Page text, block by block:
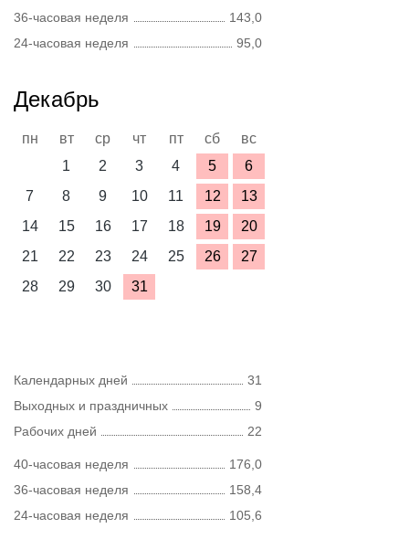
36-часовая неделя
143,0
24-часовая неделя
95,0
Декабрь
пн вт ср чт пт сб
вс
1
2 3 4 5
6
7
8 9 10 11 12
13
14
15 16 17 18 19
20
21
22 23 24 25 26
27
28
29 30 31
Календарных дней
31
Выходных и праздничных
9
Рабочих дней
22
40-часовая неделя
176,0
36-часовая неделя
158,4
24-часовая неделя
105,6